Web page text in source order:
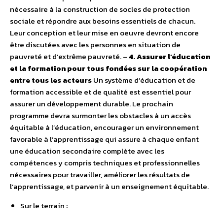
nécessaire à la construction de socles de protection
sociale et répondre aux besoins essentiels de chacun.
Leur conception et leur mise en oeuvre devront encore
être discutées avec les personnes en situation de
pauvreté et d’extrême pauvreté.–4. Assurer l’éducation
et la formation pour tous fondées sur la coopération
entre tous les acteursUn système d’éducation et de
formation accessible et de qualité est essentiel pour
assurer un développement durable. Le prochain
programme devra surmonter les obstacles à un accès
équitable à l’éducation, encourager un environnement
favorable à l’apprentissage qui assure à chaque enfant
une éducation secondaire complète avec les
compétences y compris techniques et professionnelles
nécessaires pour travailler, améliorer les résultats de
l’apprentissage, et parvenir à un enseignement équitable.
Sur le terrain :